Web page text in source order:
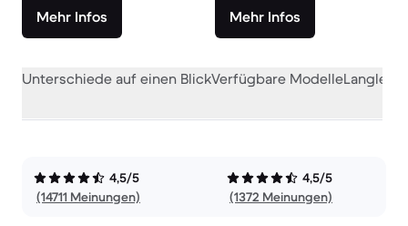
Mehr Infos Mehr Infos
Unterschiede auf einen BlickVerfügbare Modelle
4,5/5
(14711 Meinungen)
4,5/5
(1372 Meinungen)